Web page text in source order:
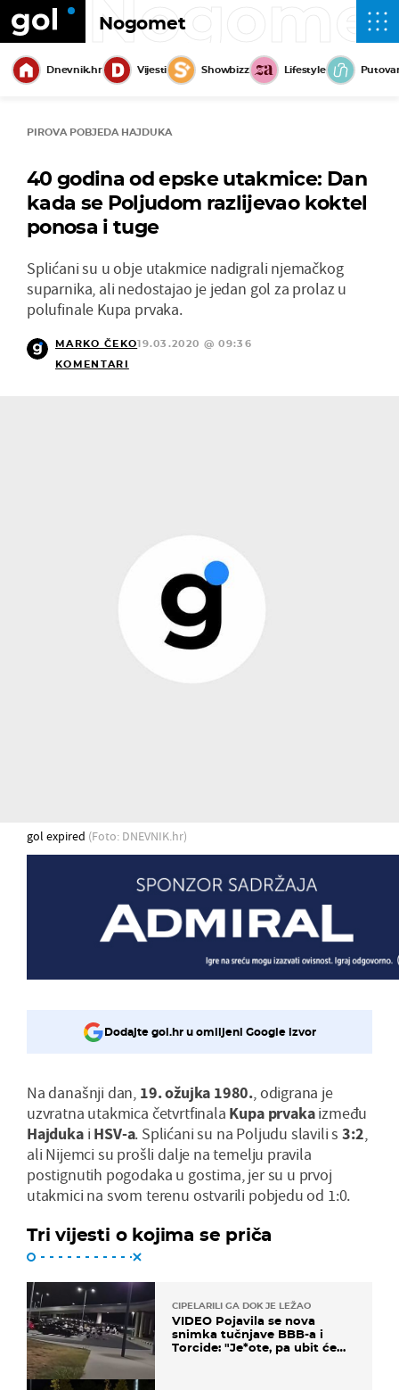
Nogomet
Dnevnik.hr Vijesti Showbizz Lifestyle
PIROVA POBJEDA HAJDUKA
40 godina od epske utakmice: Dan
kada se Poljudom razlijevao koktel
ponosa i tuge
Splićani su u obje utakmice nadigrali njemačkog
suparnika, ali nedostajao je jedan gol za prolaz u
polufinale Kupa prvaka.
MARKO ČEKO19.03.2020 @ 09:36
KOMENTARI
gol expired (Foto: DNEVNIK.hr)
Dodajte gol.hr u omiljeni Google izvor
Na današnji dan, 19. ožujka 1980., odigrana je
uzvratna utakmica četvrtfinala Kupa prvakaizmeđu
Hajdukai HSV-a. Splićani su na Poljudu slavili s3:2,
ali Nijemci su prošli dalje na temelju pravila
postignutih pogodaka u gostima, jer su u prvoj
utakmici na svom terenu ostvarili pobjedu od 1:0.
Tri vijesti o kojima se priča
CIPELARILI GA DOK JE LEŽAO
VIDEO Pojavila se nova
snimka tučnjave BBB-a i
Torcide: "Je*ote, pa ubit će